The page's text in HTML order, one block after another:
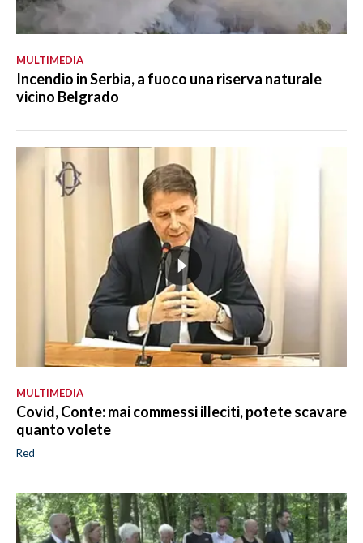
MULTIMEDIA
Incendio in Serbia, a fuoco una riserva naturale
vicino Belgrado
MULTIMEDIA
Covid, Conte: mai commessi illeciti, potete scavare
quanto volete
Red